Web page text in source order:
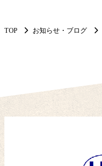
TOP お知らせ・ブログ